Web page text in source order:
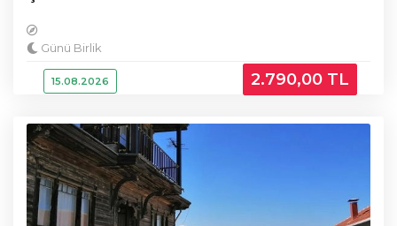
Günü Birlik
15.08.2026 2.790,00 TL